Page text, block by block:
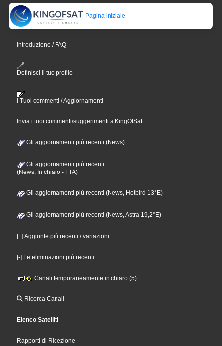
Pagina iniziale
Introduzione / FAQ
Definisci il tuo profilo
I Tuoi commenti / Aggiornamenti
Invia i tuoi commenti/suggerimenti a KingOfSat
Gli aggiornamenti più recenti (News)
Gli aggiornamenti più recenti
(News, In chiaro - FTA)
Gli aggiornamenti più recenti (News, Hotbird 13°E)
Gli aggiornamenti più recenti (News, Astra 19,2°E)
[+] Aggiunte più recenti / variazioni
[-] Le eliminazioni più recenti
Canali temporaneamente in chiaro (5)
Ricerca Canali
Elenco Satelliti
Rapporti di Ricezione